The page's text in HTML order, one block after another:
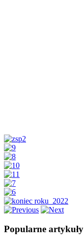
Popularne artykuły